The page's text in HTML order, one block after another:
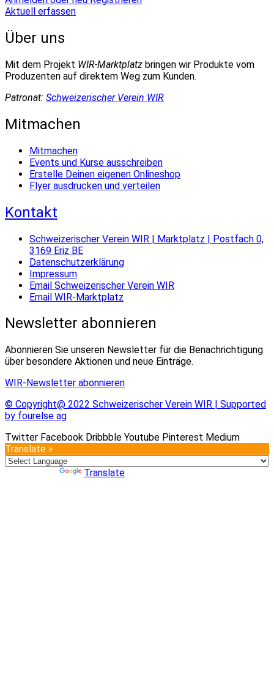
Aktuell erfassen
Über uns
Mit dem Projekt WIR-Marktplatz bringen wir Produkte vom
Produzenten auf direktem Weg zum Kunden.
Patronat: Schweizerischer Verein WIR
Mitmachen
Mitmachen
Events und Kurse ausschreiben
Erstelle Deinen eigenen Onlineshop
Flyer ausdrucken und verteilen
Kontakt
Schweizerischer Verein WIR | Marktplatz | Postfach 0,
3169 Eriz BE
Datenschutzerklärung
Impressum
Email Schweizerischer Verein WIR
Email WIR-Marktplatz
Newsletter abonnieren
Abonnieren Sie unseren Newsletter für die Benachrichtigung
über besondere Aktionen und neue Einträge.
WIR-Newsletter abonnieren
© Copyright@ 2022 Schweizerischer Verein WIR | Supported
by fourelse ag
Twitter Facebook Dribbble Youtube Pinterest Medium
Translate »
Translate